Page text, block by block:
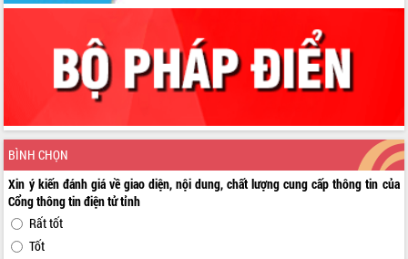
BÌNH CHỌN
Xin ý kiến đánh giá về giao diện, nội dung, chất lượng cung cấp thông tin của
Cổng thông tin điện tử tỉnh
Rất tốt
Tốt